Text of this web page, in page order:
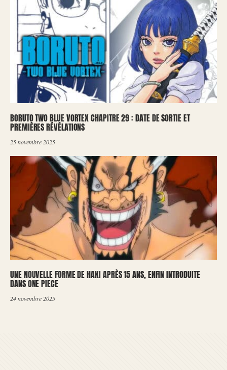
BORUTO TWO BLUE VORTEX CHAPITRE 29 : DATE DE SORTIE ET
PREMIÈRES RÉVÉLATIONS
25 novembre 2025
UNE NOUVELLE FORME DE HAKI APRÈS 15 ANS, ENFIN INTRODUITE
DANS ONE PIECE
24 novembre 2025